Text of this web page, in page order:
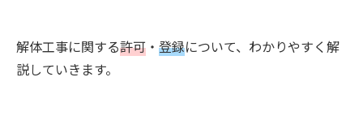
解体工事に関する許可 ・ 登録について、わかりやすく解
説していきます。